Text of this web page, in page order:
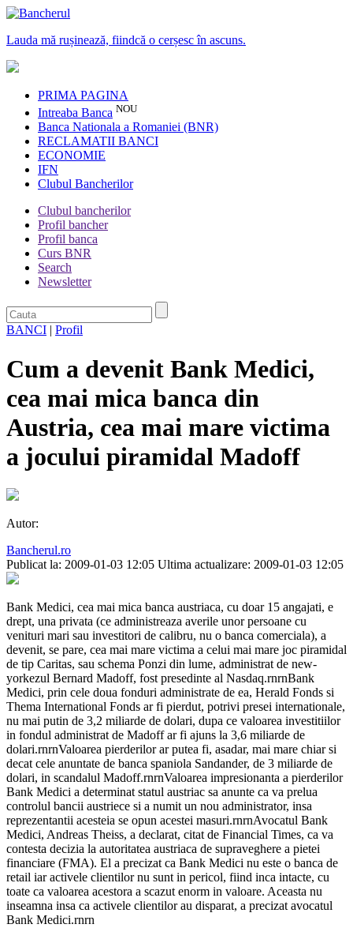
Lauda mă rușinează, fiindcă o cerșesc în ascuns.
PRIMA PAGINA
Intreaba Banca NOU
Banca Nationala a Romaniei (BNR)
RECLAMATII BANCI
ECONOMIE
IFN
Clubul Bancherilor
Clubul bancherilor
Profil bancher
Profil banca
Curs BNR
Search
Newsletter
BANCI | Profil
Cum a devenit Bank Medici,
cea mai mica banca din
Austria, cea mai mare victima
a jocului piramidal Madoff
Autor:
Bancherul.ro
Publicat la: 2009-01-03 12:05 Ultima actualizare: 2009-01-03 12:05
Bank Medici, cea mai mica banca austriaca, cu doar 15 angajati, e
drept, una privata (ce administreaza averile unor persoane cu
venituri mari sau investitori de calibru, nu o banca comerciala), a
devenit, se pare, cea mai mare victima a celui mai mare joc piramidal
de tip Caritas, sau schema Ponzi din lume, administrat de new-
yorkezul Bernard Madoff, fost presedinte al Nasdaq.rnrnBank
Medici, prin cele doua fonduri administrate de ea, Herald Fonds si
Thema International Fonds ar fi pierdut, potrivi presei internationale,
nu mai putin de 3,2 miliarde de dolari, dupa ce valoarea investitiilor
in fondul administrat de Madoff ar fi ajuns la 3,6 miliarde de
dolari.rnrnValoarea pierderilor ar putea fi, asadar, mai mare chiar si
decat cele anuntate de banca spaniola Sandander, de 3 miliarde de
dolari, in scandalul Madoff.rnrnValoarea impresionanta a pierderilor
Bank Medici a determinat statul austriac sa anunte ca va prelua
controlul bancii austriece si a numit un nou administrator, insa
reprezentantii acesteia se opun acestei masuri.rnrnAvocatul Bank
Medici, Andreas Theiss, a declarat, citat de Financial Times, ca va
contesta decizia la autoritatea austriaca de supraveghere a pietei
financiare (FMA). El a precizat ca Bank Medici nu este o banca de
retail iar activele clientilor nu sunt in pericol, fiind inca intacte, cu
toate ca valoarea acestora a scazut enorm in valoare. Aceasta nu
inseamna insa ca activele clientilor au disparat, a precizat avocatul
Bank Medici.rnrn